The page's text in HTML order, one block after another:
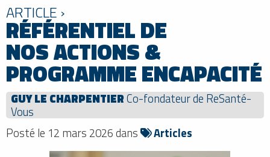
ARTICLE ›
RÉFÉRENTIEL DE
NOS ACTIONS &
PROGRAMME ENCAPACITÉ
GUY LE CHARPENTIERCo-fondateur de ReSanté-
Vous
Posté le 12 mars 2026 dans
Articles